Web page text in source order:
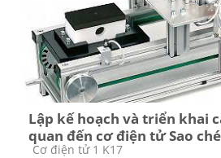
Lập kế hoạch và triển khai
quan đến cơ điện tử Sao
Course category
Cơ điện tử 1 K17